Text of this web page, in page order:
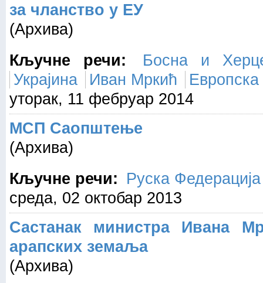
за чланство у ЕУ
(Архива)
Кључне речи:
Босна и
Украјина
Иван Мркић
уторак, 11 фебруар 2014
МСП Саопштење
(Архива)
Кључне речи: Руска Федерација
среда, 02 октобар 2013
Сaстaнaк министрa Ивaнa
aрaпских зeмaљa
(Архива)